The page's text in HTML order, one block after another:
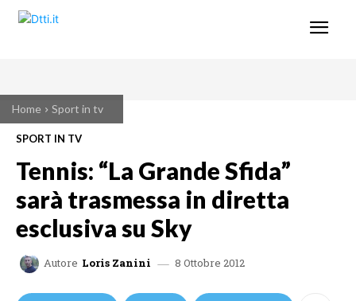
Home Sport in tv
SPORT IN TV
Tennis: “La Grande Sfida”
sarà trasmessa in diretta
esclusiva su Sky
Autore Loris Zanini 8 Ottobre 2012